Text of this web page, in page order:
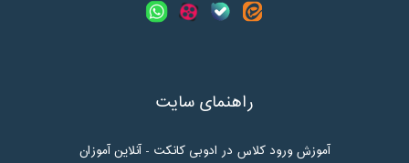
راهنمای سایت
آموزش ورود کلاس در ادوبی کانکت - آنلاین آموزان